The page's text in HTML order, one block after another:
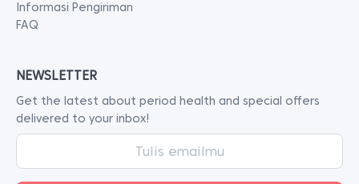
Informasi Pengiriman
FAQ
NEWSLETTER
Get the latest about period health and special offers
delivered to your inbox!